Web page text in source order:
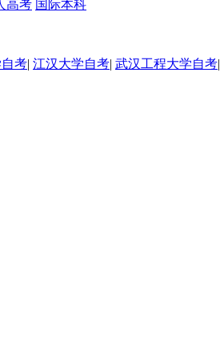
高考 国际本科
考| 江汉大学自考| 武汉工程大学自考|